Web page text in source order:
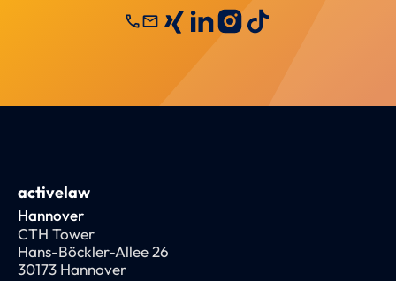
callmail
activelaw
Hannover
CTH Tower
Hans-Böckler-Allee 26
30173 Hannover